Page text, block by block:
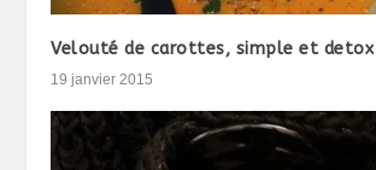
Velouté de carottes, simple et detox
19 janvier 2015